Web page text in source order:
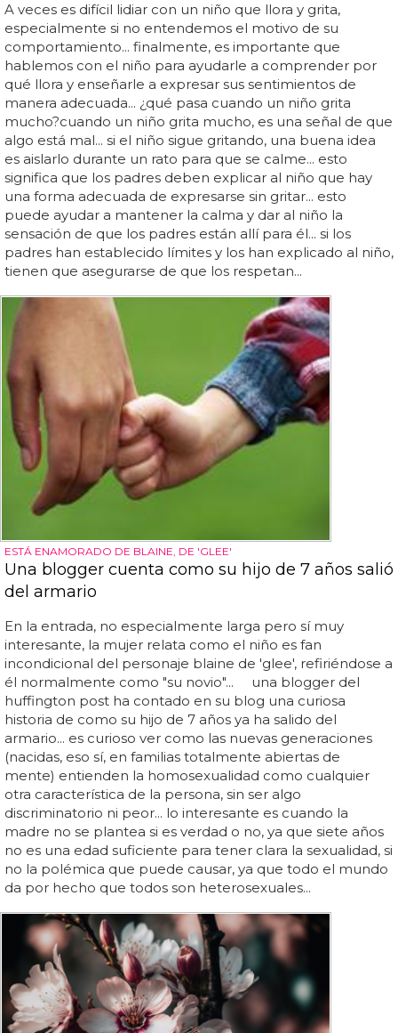
A veces es difícil lidiar con un niño que llora y grita,
especialmente si no entendemos el motivo de su
comportamiento... finalmente, es importante que
hablemos con el niño para ayudarle a comprender por
qué llora y enseñarle a expresar sus sentimientos de
manera adecuada... ¿qué pasa cuando un niño grita
mucho?cuando un niño grita mucho, es una señal de que
algo está mal... si el niño sigue gritando, una buena idea
es aislarlo durante un rato para que se calme... esto
significa que los padres deben explicar al niño que hay
una forma adecuada de expresarse sin gritar... esto
puede ayudar a mantener la calma y dar al niño la
sensación de que los padres están allí para él... si los
padres han establecido límites y los han explicado al niño,
tienen que asegurarse de que los respetan...
ESTÁ ENAMORADO DE BLAINE, DE 'GLEE'
Una blogger cuenta como su hijo de 7 años salió
del armario
En la entrada, no especialmente larga pero sí muy
interesante, la mujer relata como el niño es fan
incondicional del personaje blaine de 'glee', refiriéndose a
él normalmente como "su novio"... una blogger del
huffington post ha contado en su blog una curiosa
historia de como su hijo de 7 años ya ha salido del
armario... es curioso ver como las nuevas generaciones
(nacidas, eso sí, en familias totalmente abiertas de
mente) entienden la homosexualidad como cualquier
otra característica de la persona, sin ser algo
discriminatorio ni peor... lo interesante es cuando la
madre no se plantea si es verdad o no, ya que siete años
no es una edad suficiente para tener clara la sexualidad, si
no la polémica que puede causar, ya que todo el mundo
da por hecho que todos son heterosexuales...